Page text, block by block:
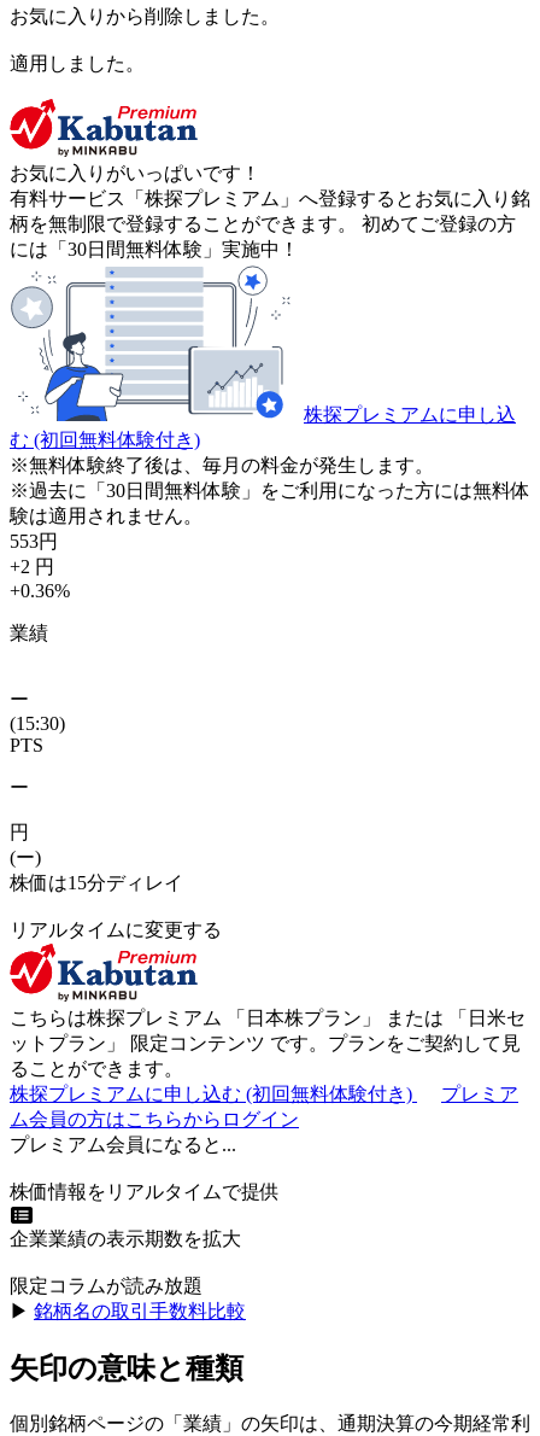
お気に入りから削除しました。
適用しました。
お気に入りがいっぱいです！
有料サービス「株探プレミアム」へ登録するとお気に入り銘
柄を無制限で登録することができます。 初めてご登録の方
には「30日間無料体験」実施中！
株探プレミアムに申し込
む (初回無料体験付き)
※無料体験終了後は、毎月の料金が発生します。
※過去に「30日間無料体験」をご利用になった方には無料体
験は適用されません。
553円
+2 円
+0.36%
業績
ー
(15:30)
PTS
ー
円
(ー)
株価は15分ディレイ
リアルタイムに変更する
こちらは株探プレミアム 「 日本株プラン 」 または 「 日米セ
ットプラン 」 限定コンテンツ です。プランをご契約して見
ることができます。
株探プレミアムに申し込む (初回無料体験付き)
プレミア
ム会員の方はこちらからログイン
プレミアム会員になると...
株価情報をリアルタイムで提供
企業業績の表示期数を拡大
限定コラムが読み放題
▶︎ 銘柄名の取引手数料比較
矢印の意味と種類
個別銘柄ページの「業績」の矢印は、通期決算の今期経常利